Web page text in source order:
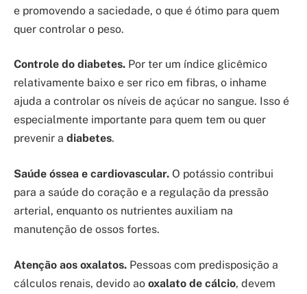
e promovendo a saciedade, o que é ótimo para quem
quer controlar o peso.
Controle do diabetes. Por ter um índice glicêmico
relativamente baixo e ser rico em fibras, o inhame
ajuda a controlar os níveis de açúcar no sangue. Isso é
especialmente importante para quem tem ou quer
prevenir a diabetes.
Saúde óssea e cardiovascular. O potássio contribui
para a saúde do coração e a regulação da pressão
arterial, enquanto os nutrientes auxiliam na
manutenção de ossos fortes.
Atenção aos oxalatos. Pessoas com predisposição a
cálculos renais, devido ao oxalato de cálcio, devem